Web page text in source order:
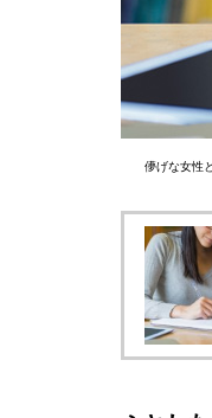
儚げな女性